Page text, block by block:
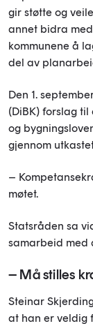
gir støtte og
annet bidra
kommunene å
del av
Den 1.
(DiBK) forslag
og
gjennom
–
møtet.
Statsråden sa
samarbeid med
– Må stilles
Steinar
at han er veldig